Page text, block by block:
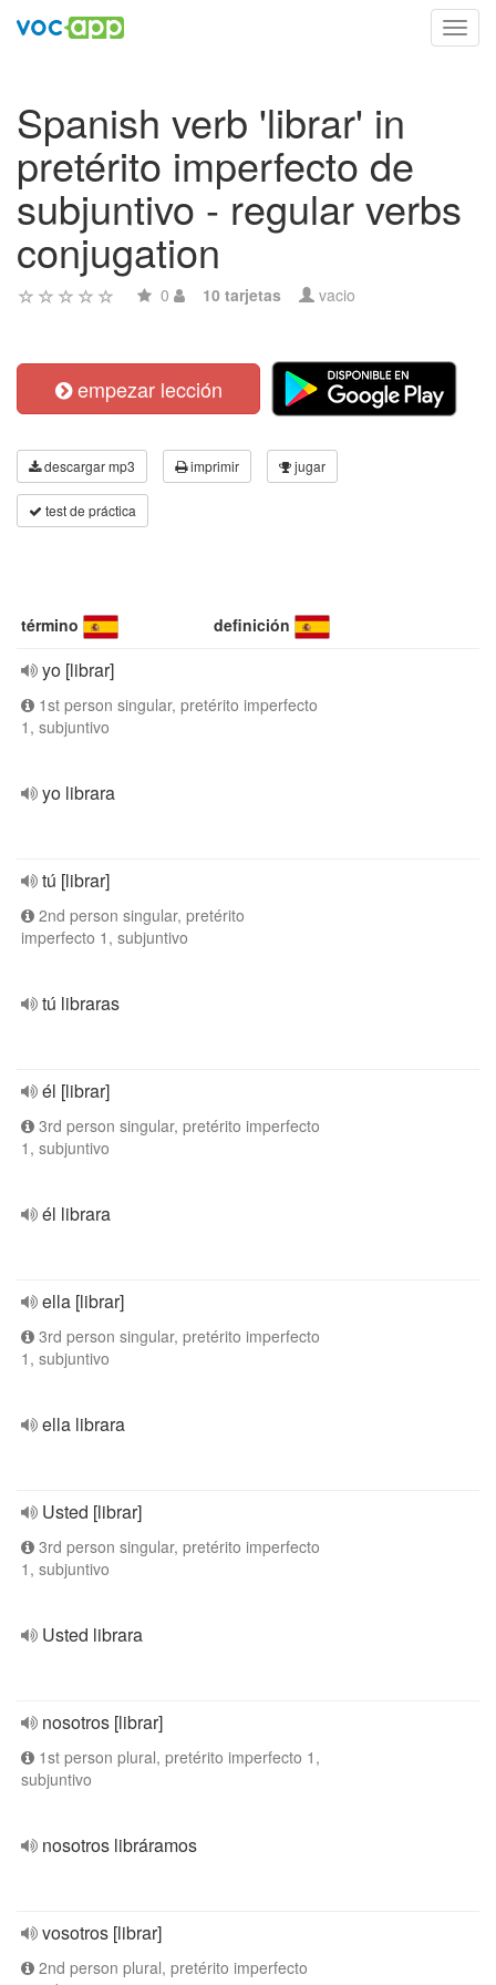
Spanish verb 'librar' in
pretérito imperfecto de
subjuntivo - regular verbs
conjugation
0 10 tarjetas vacio
empezar lección
descargar mp3 imprimir jugar
test de práctica
término definición
yo [librar]
1st person singular, pretérito imperfecto
1, subjuntivo
yo librara
tú [librar]
2nd person singular, pretérito
imperfecto 1, subjuntivo
tú libraras
él [librar]
3rd person singular, pretérito imperfecto
1, subjuntivo
él librara
ella [librar]
3rd person singular, pretérito imperfecto
1, subjuntivo
ella librara
Usted [librar]
3rd person singular, pretérito imperfecto
1, subjuntivo
Usted librara
nosotros [librar]
1st person plural, pretérito imperfecto 1,
subjuntivo
nosotros libráramos
vosotros [librar]
2nd person plural, pretérito imperfecto